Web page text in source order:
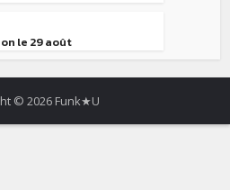
le 29 août
© 2026 Funk★U